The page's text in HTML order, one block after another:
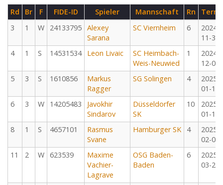
Rd Br F FIDE-ID Spieler Mannschaft Rn
3
1 W 24133795 Alexey
Sarana
SC Viernheim 6
2024-
11-30
4
1 S 14531534 Leon Livaic
SC Heimbach-
Weis-Neuwied
1
2024-
12-01
5
3 S 1610856
Markus
Ragger
SG Solingen 4
2025-
01-11
6
3 W 14205483
Javokhir
Sindarov
Düsseldorfer
SK
10
2025-
01-12
8
1 S 4657101
Rasmus
Svane
Hamburger SK 4
2025-
02-02
11
2 W 623539
Maxime
Vachier-
Lagrave
OSG Baden-
Baden
6
2025-
03-22